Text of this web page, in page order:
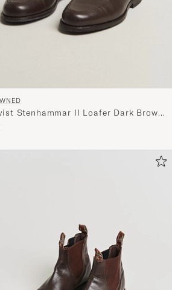
Stenhammar II Loafer Dark Brown
- EU44